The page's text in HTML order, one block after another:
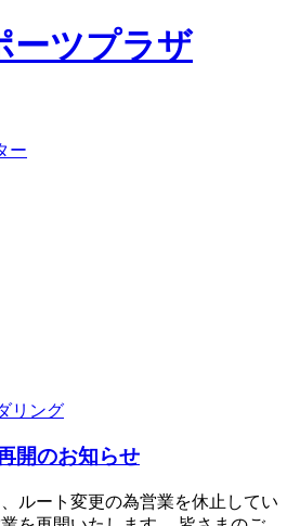
ー
開のお知らせ
ルート変更の為営業を休止してい